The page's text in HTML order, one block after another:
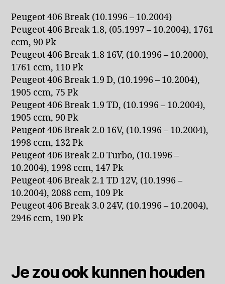
Peugeot 406 Break (10.1996 – 10.2004)
Peugeot 406 Break 1.8, (05.1997 – 10.2004), 1761
ccm, 90 Pk
Peugeot 406 Break 1.8 16V, (10.1996 – 10.2000),
1761 ccm, 110 Pk
Peugeot 406 Break 1.9 D, (10.1996 – 10.2004),
1905 ccm, 75 Pk
Peugeot 406 Break 1.9 TD, (10.1996 – 10.2004),
1905 ccm, 90 Pk
Peugeot 406 Break 2.0 16V, (10.1996 – 10.2004),
1998 ccm, 132 Pk
Peugeot 406 Break 2.0 Turbo, (10.1996 –
10.2004), 1998 ccm, 147 Pk
Peugeot 406 Break 2.1 TD 12V, (10.1996 –
10.2004), 2088 ccm, 109 Pk
Peugeot 406 Break 3.0 24V, (10.1996 – 10.2004),
2946 ccm, 190 Pk
Je zou ook kunnen houden